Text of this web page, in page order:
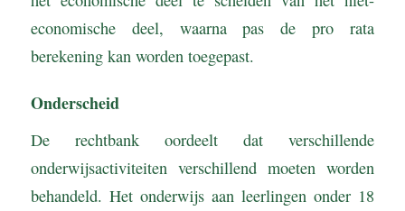
economische deel, waarna pas de pro rata
berekening kan worden toegepast.
Onderscheid
De rechtbank oordeelt dat verschillende
onderwijsactiviteiten verschillend moeten worden
behandeld. Het onderwijs aan leerlingen onder 18